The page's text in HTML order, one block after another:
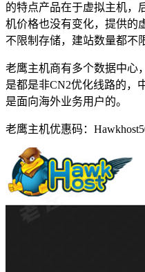
的特点产品在于虚拟主机，
机价格也没有变化，提供的
不限制存储，建站数量都不
老鹰主机商有多个数据中心
是都是非CN2优化线路的，
是面向海外业务用户的。
老鹰主机优惠码：